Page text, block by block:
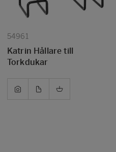
54961
Katrin Hållare till
Torkdukar